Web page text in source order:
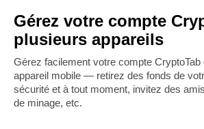
Gérez votre compte
plusieurs appareils
Gérez facilement votre compte CryptoTab
appareil mobile — retirez des fonds de
sécurité et à tout moment, invitez des
de minage, etc.